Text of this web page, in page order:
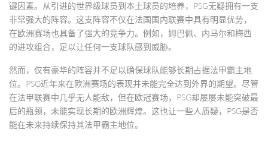
键因素。从引进的世界级球员到本土球员的培养，PSG无疑拥有一支
非常强大的阵容。这支阵容不仅在法国国内联赛中具有明显优势，
在欧洲赛场也具备了强大的竞争力。例如，姆巴佩、内马尔和梅西
的进攻组合，足以让任何一支球队感到威胁。
然而，仅有豪华的阵容并不足以确保球队能够长期占据法甲霸主地
位。PSG近年来在欧洲赛场的表现并未能完全达到外界的期望。尽管
在法甲联赛中几乎无人能敌，但在欧冠赛场，PSG却屡屡未能突破最
后的瓶颈，未能实现长期的欧洲辉煌。这也让一些人质疑，PSG是否
能在未来持续保持其法甲霸主地位。